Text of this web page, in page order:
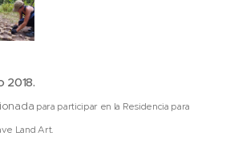
2018.
para participar en la Residencia para
Land Art.